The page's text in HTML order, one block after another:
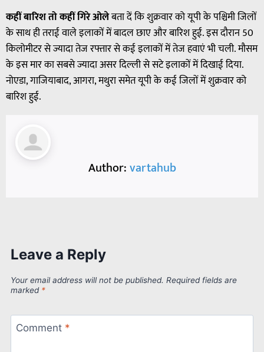
कहीं बारिश तो कहीं गिरे ओलेबता दें कि शुक्रवार को यूपी के पश्चिमी जिलों
के साथ ही तराई वाले इलाकों में बादल छाए और बारिश हुई. इस दौरान 50
किलोमीटर से ज्यादा तेज रफ्तार से कई इलाकों में तेज हवाएं भी चली. मौसम
के इस मार का सबसे ज्यादा असर दिल्ली से सटे इलाकों में दिखाई दिया.
नोएडा, गाजियाबाद, आगरा, मथुरा समेत यूपी के कई जिलों में शुक्रवार को
बारिश हुई.
Author:vartahub
Leave a Reply
Your email address will not be published. Required fields are
marked *
Comment *